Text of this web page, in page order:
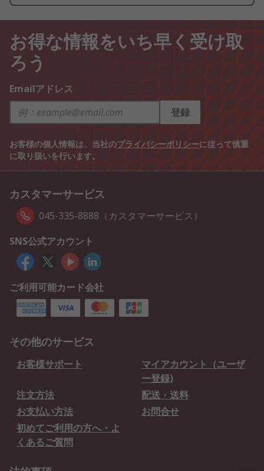
お得な情報をいち早く受け取
ろう
Emailアドレス
登録
お客様の個人情報は、当社のプライバシーポリシーに従って慎重
に取り扱いを行います。
カスタマーサービス
045-335-8888（カスタマーサービス）
SNS公式アカウント
ご利用可能カード会社
その他のサービス
お客様サポート
マイアカウント（ユーザ
ー登録)
注文方法
配送・送料
お支払い方法
お問合せ
初めてご利用の方へ・よ
くあるご質問